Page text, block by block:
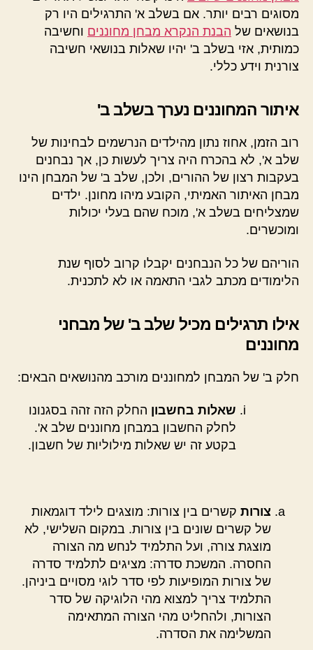
מסוגים רבים יותר. אם בשלב א' התרגילים היו רק
בנושאים של הבנת הנקרא מבחן מחוננים וחשיבה
כמותית, אזי בשלב ב' יהיו שאלות בנושאי חשיבה
צורנית וידע כללי.
איתור המחוננים נערך בשלב ב'
רוב הזמן, אחוז נתון מהילדים הנרשמים לבחינות של
שלב א', לא בהכרח היה צריך לעשות כן, אך נבחנים
בעקבות רצון של ההורים, ולכן, שלב ב' של המבחן הינו
מבחן האיתור האמיתי, הקובע מיהו מחונן. ילדים
שמצליחים בשלב א', מוכח שהם בעלי יכולות
ומוכשרים.
הוריהם של כל הנבחנים יקבלו קרוב לסוף שנת
הלימודים מכתב לגבי התאמה או לא לתכנית.
אילו תרגילים מכיל שלב ב' של מבחני
מחוננים
חלק ב' של המבחן למחוננים מורכב מהנושאים הבאים:
שאלות בחשבון החלק הזה זהה בסגנונו
לחלק החשבון במבחן מחוננים שלב א'.
בקטע זה יש שאלות מילוליות של חשבון.
צורות קשרים בין צורות: מוצגים לילד דוגמאות
של קשרים שונים בין צורות. במקום השלישי, לא
מוצגת צורה, ועל התלמיד לנחש מה הצורה
החסרה. המשכת סדרה: מציגים לתלמיד סדרה
של צורות המופיעות לפי סדר לוגי מסויים ביניהן.
התלמיד צריך למצוא מהי הלוגיקה של סדר
הצורות, ולהחליט מהי הצורה המתאימה
המשלימה את הסדרה.